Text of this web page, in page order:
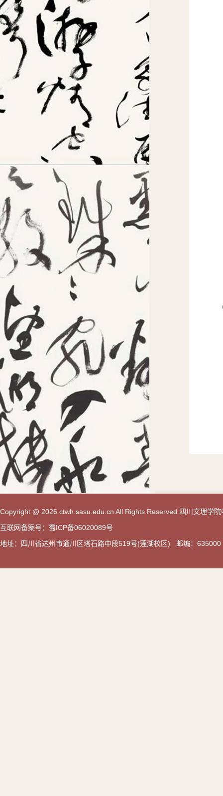
Copyright @ 2026 ctwh.sasu.edu.cn All Rights Reserved 四川文理学
互联网备案号：蜀ICP备06020089号
地址：四川省达州市通川区塔石路中段519号(莲湖校区) 邮编：